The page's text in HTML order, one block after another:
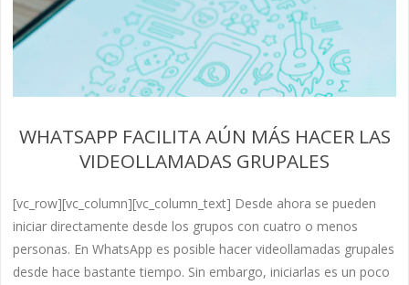
WHATSAPP FACILITA AÚN MÁS HACER LAS
VIDEOLLAMADAS GRUPALES
[vc_row][vc_column][vc_column_text] Desde ahora se pueden
iniciar directamente desde los grupos con cuatro o menos
personas. En WhatsApp es posible hacer videollamadas grupales
desde hace bastante tiempo. Sin embargo, iniciarlas es un poco